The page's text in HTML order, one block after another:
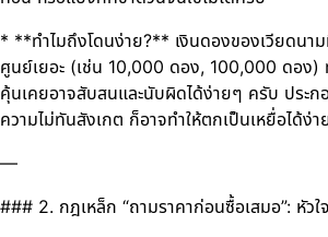
* **ทำไมถึงโดนง่าย?** เงินดองของเวียดนา
ศูนย์เยอะ (เช่น 10,000 ดอง, 100,000 ดอง)
คุ้นเคยอาจสับสนและนับผิดได้ง่ายๆ ครับ ประ
ความไม่ทันสังเกต ก็อาจทำให้ตกเป็นเหยื่อได้ง่า
—
### 2. กฎเหล็ก “ถามราคาก่อนซื้อเสมอ”: หัว